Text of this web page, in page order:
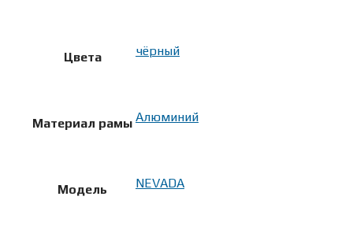
Цвета чёрный
Материал рамы Алюминий
Модель NEVADA